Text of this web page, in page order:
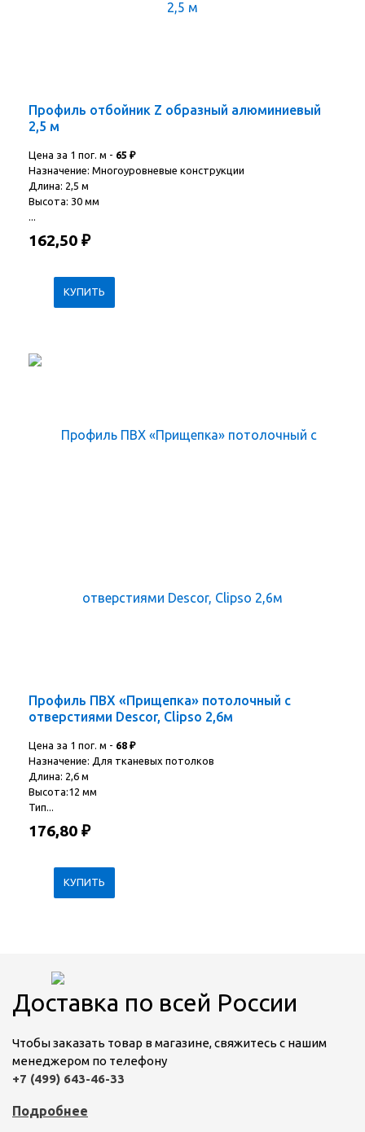
Профиль отбойник Z образный алюминиевый
2,5 м
Цена за 1 пог. м - 65 ₽
Назначение: Многоуровневые конструкции
Длина: 2,5 м
Высота: 30 мм
...
162,50 ₽
Профиль ПВХ «Прищепка» потолочный с
отверстиями Descor, Clipso 2,6м
Цена за 1 пог. м - 68 ₽
Назначение: Для тканевых потолков
Длина: 2,6 м
Высота:12 мм
Тип...
176,80 ₽
Доставка по всей России
Чтобы заказать товар в магазине, свяжитесь с нашим
менеджером по телефону
+7 (499) 643-46-33
Подробнее